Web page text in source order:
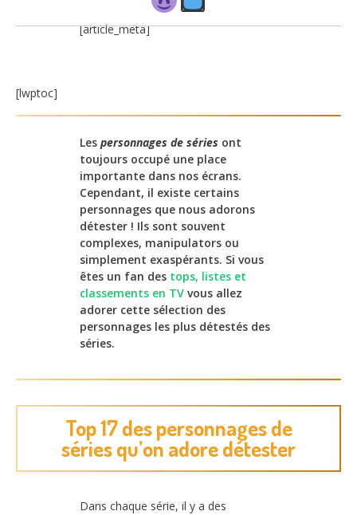
[article_meta]
[lwptoc]
Les personnages de séries ont
toujours occupé une place
importante dans nos écrans.
Cependant, il existe certains
personnages que nous adorons
détester ! Ils sont souvent
complexes, manipulators ou
simplement exaspérants. Si vous
êtes un fan des tops, listes et
classements en TV vous allez
adorer cette sélection des
personnages les plus détestés des
séries.
Top 17 des personnages de
séries qu’on adore détester
Dans chaque série, il y a des